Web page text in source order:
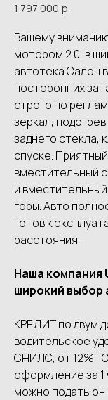
1 797 000 р.
Вашему
мотором 2.0, в
автотека.Салон
посторонних
строго по
зеркал,
заднего стекла,
спуске.
вместительный
и
горы. Авто
готов к
расстояния.
Наша компания
широкий выбор
КРЕДИТ по двум
водительское
СНИЛС, от 12%
оформление за 1
можно подать